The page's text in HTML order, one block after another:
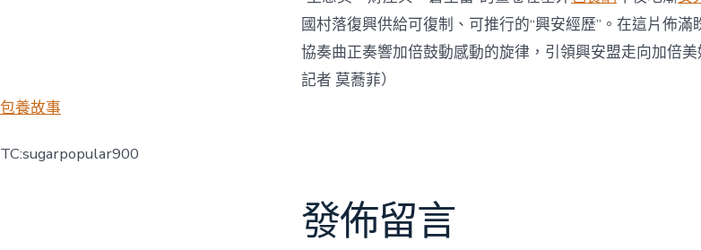
國村落復興供給可復制、可推行的“興安經歷”。在這片佈
協奏曲正奏響加倍鼓動感動的旋律，引領興安盟走向加倍
記者 莫蕎菲）
包養故事
TC:sugarpopular900
發佈留言